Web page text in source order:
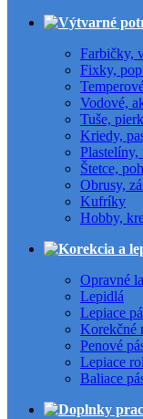
Farbičky,
Fixky,
Vodové,
Tuše,
Kriedy,
Štetce,
Obrusy,
Kufríky
Hobby,
Opravné
Lepidlá
Lepiace
Korekčné
Penové
Lepiace
Baliace